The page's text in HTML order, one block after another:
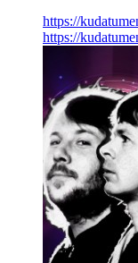
https://
https://